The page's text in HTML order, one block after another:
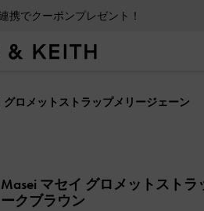
携でクーポンプレゼント！
グロメットストラップメリージェーン
Masei マセイ グロメットスト
ークブラウン